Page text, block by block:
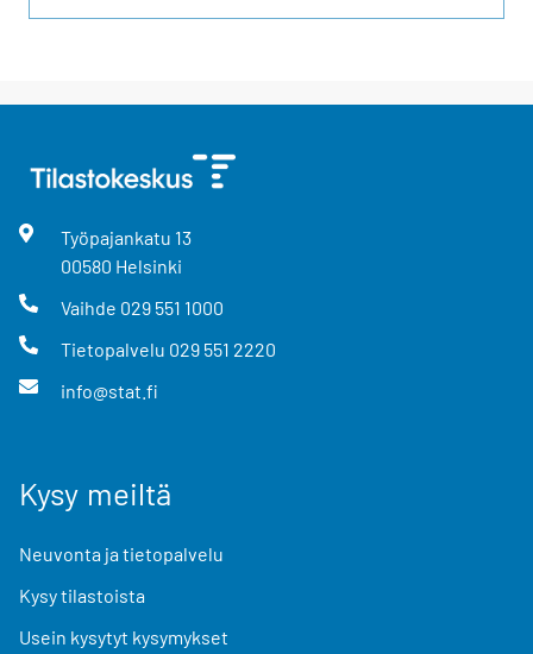
Työpajankatu 13
00580 Helsinki
Vaihde 029 551 1000
Tietopalvelu 029 551 2220
info@stat.fi
Kysy meiltä
Neuvonta ja tietopalvelu
Kysy tilastoista
Usein kysytyt kysymykset